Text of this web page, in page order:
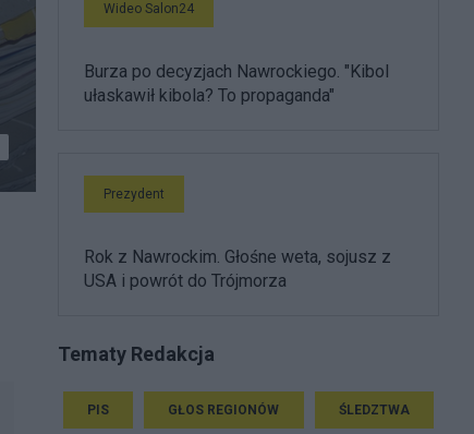
Wideo Salon24
Burza po decyzjach Nawrockiego. "Kibol
ułaskawił kibola? To propaganda"
Prezydent
Rok z Nawrockim. Głośne weta, sojusz z
USA i powrót do Trójmorza
Tematy Redakcja
PIS GŁOS REGIONÓW ŚLEDZTWA